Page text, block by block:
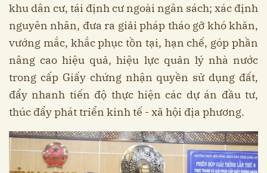
khu dân cư, tái định cư ngoài ngân sách; xác định
nguyên nhân, đưa ra giải pháp tháo gỡ khó khăn,
vướng mắc, khắc phục tồn tại, hạn chế, góp phần
nâng cao hiệu quả, hiệu lực quản lý nhà nước
trong cấp Giấy chứng nhận quyền sử dụng đất,
đẩy nhanh tiến độ thực hiện các dự án đầu tư,
thúc đẩy phát triển kinh tế - xã hội địa phương.